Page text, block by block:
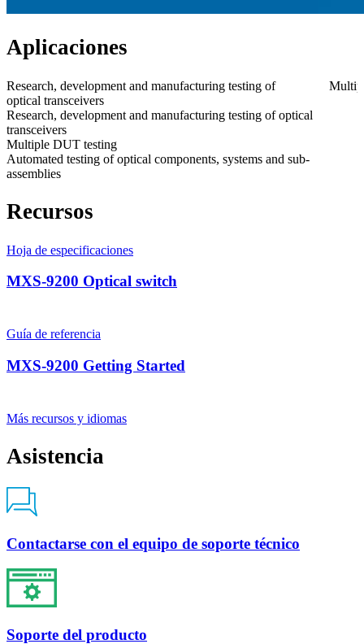
Aplicaciones
Research, development and manufacturing testing of
optical transceivers
Research, development and manufacturing testing of optical
transceivers
Multiple DUT testing
Automated testing of optical components, systems and sub-
assemblies
Recursos
Hoja de especificaciones
MXS-9200 Optical switch
Guía de referencia
MXS-9200 Getting Started
Más recursos y idiomas
Asistencia
Contactarse con el equipo de soporte técnico
Soporte del producto